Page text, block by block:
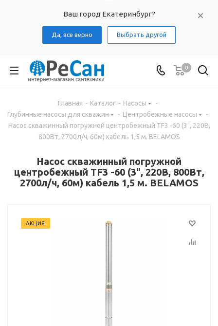
Ваш город Екатеринбург?
Да, все верно Выбрать другой
0
Главная - Каталог - Насосы
-
Глубинные насосы для скважин
- Центробежные насосы
-
Насос скважинный погружной центробежный TF3 -60 (3", 220В,
800Вт, 2700л/ч, 60м) кабель 1,5 м. BELAMOS
Насос скважинный погружной
центробежный TF3 -60 (3", 220В, 800Вт,
2700л/ч, 60м) кабель 1,5 м. BELAMOS
АКЦИЯ